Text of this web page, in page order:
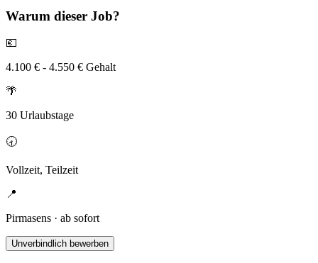
Warum dieser Job?
💶
4.100 € - 4.550 € Gehalt
🌴
30 Urlaubstage
🕣
Vollzeit, Teilzeit
📍
Pirmasens · ab sofort
Unverbindlich bewerben